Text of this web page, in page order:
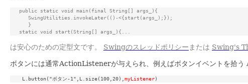
public static void main(final String[] args_){
      SwingUtilities.invokeLater(()-<{start(args_);});
      }
   static void start(String[] args_){...
は安心のための定型文です。 Swingのスレッドポリシー または Swing's
ボタンには通常ActionListenerが与えられ、例えばボタンイベントを拾
    L.button("ボタン-1",L.size(100,20),
myListener